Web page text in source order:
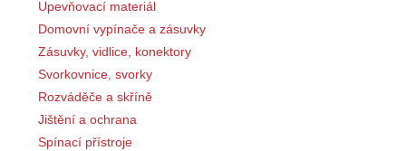
Upevňovací materiál
Domovní vypínače a zásuvky
Zásuvky, vidlice, konektory
Svorkovnice, svorky
Rozváděče a skříně
Jištění a ochrana
Spínací přístroje